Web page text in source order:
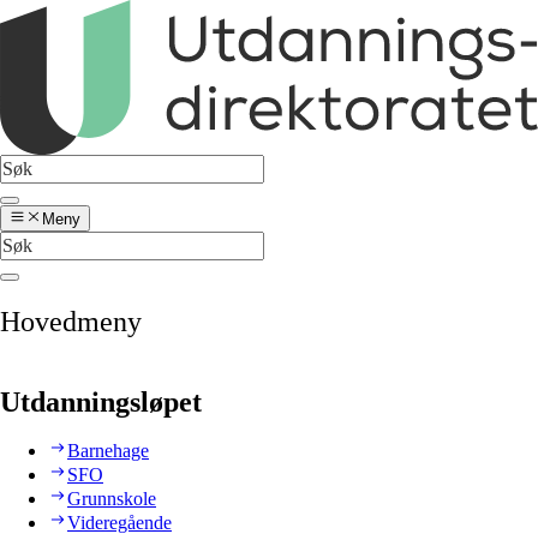
Meny
Hovedmeny
Utdanningsløpet
Barnehage
SFO
Grunnskole
Videregående